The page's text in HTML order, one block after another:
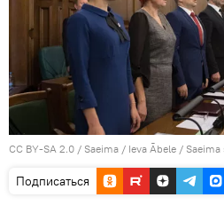
CC BY-SA 2.0 / Saeima / Ieva Ābele /
Подписаться